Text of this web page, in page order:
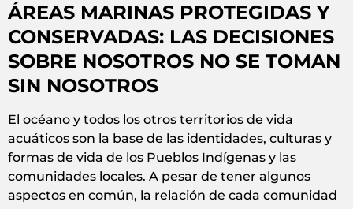
ÁREAS MARINAS PROTEGIDAS Y
CONSERVADAS: LAS DECISIONES
SOBRE NOSOTROS NO SE TOMAN
SIN NOSOTROS
El océano y todos los otros territorios de vida
acuáticos son la base de las identidades, culturas y
formas de vida de los Pueblos Indígenas y las
comunidades locales. A pesar de tener algunos
aspectos en común, la relación de cada comunidad